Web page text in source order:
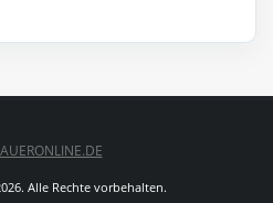
Alle Rechte vorbehalten.